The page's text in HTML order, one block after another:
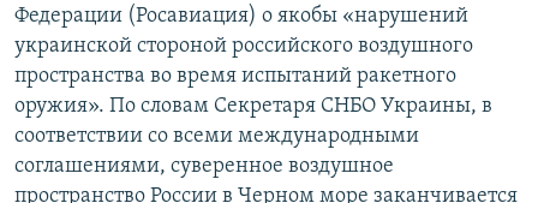
Федерации (Росавиация) о якобы «нарушений
украинской стороной российского воздушного
пространства во время испытаний ракетного
оружия». По словам Секретаря СНБО Украины, в
соответствии со всеми международными
соглашениями, суверенное воздушное
пространство России в Черном море заканчивается